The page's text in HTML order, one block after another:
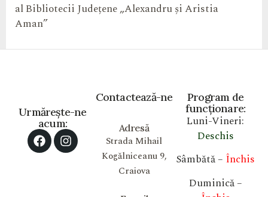
al Bibliotecii Județene „Alexandru și Aristia
Aman”
Program de
funcționare:
Luni-Vineri:
Deschis
Sâmbătă – Închis
Duminică –
Contactează-ne
Adresă
Strada Mihail
Kogălniceanu 9,
Craiova
Urmărește-ne
acum: